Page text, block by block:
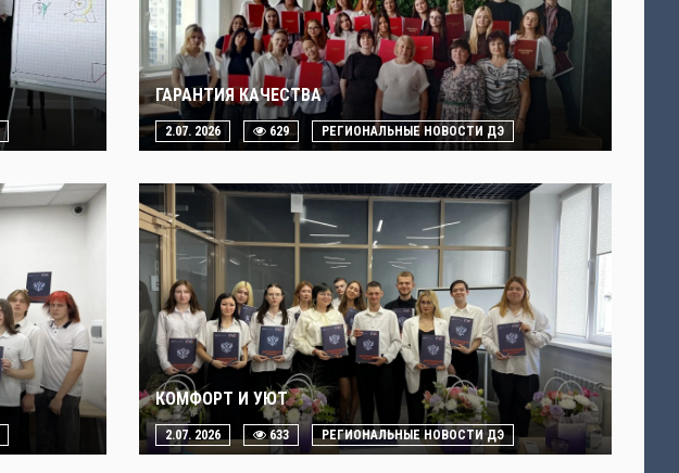
ГАРАНТИЯ КАЧЕСТВА
2.07. 2026 629 РЕГИОНАЛЬНЫЕ НОВОСТИ ДЭ
КОМФОРТ И УЮТ
2.07. 2026 633 РЕГИОНАЛЬНЫЕ НОВОСТИ ДЭ